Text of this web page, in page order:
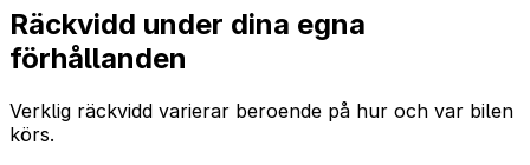
Räckvidd under dina egna
förhållanden
Verklig räckvidd varierar beroende på hur och var bilen
körs.